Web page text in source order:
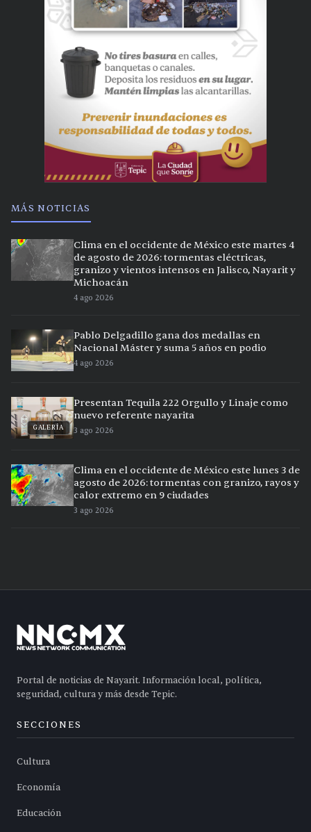
MÁS NOTICIAS
Clima en el occidente de México este martes 4
de agosto de 2026: tormentas eléctricas,
granizo y vientos intensos en Jalisco, Nayarit y
Michoacán
4 ago 2026
Pablo Delgadillo gana dos medallas en
Nacional Máster y suma 5 años en podio
4 ago 2026
GALERÍA
Presentan Tequila 222 Orgullo y Linaje como
nuevo referente nayarita
3 ago 2026
Clima en el occidente de México este lunes 3 de
agosto de 2026: tormentas con granizo, rayos y
calor extremo en 9 ciudades
3 ago 2026
Portal de noticias de Nayarit. Información local, política,
seguridad, cultura y más desde Tepic.
SECCIONES
Cultura
Economía
Educación